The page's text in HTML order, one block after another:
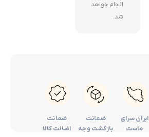
انجام خواهد
شد.
ایران سرای
ماست
ضمانت
بازگشت وجه
ضمانت
اضالت کالا